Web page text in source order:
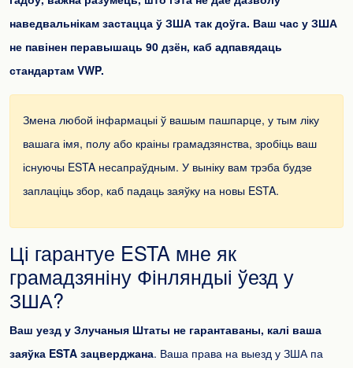
наведвальнікам застацца ў ЗША так доўга. Ваш час у ЗША
не павінен перавышаць 90 дзён, каб адпавядаць
стандартам VWP.
Змена любой інфармацыі ў вашым пашпарце, у тым ліку
вашага імя, полу або краіны грамадзянства, зробіць ваш
існуючы ESTA несапраўдным. У выніку вам трэба будзе
заплаціць збор, каб падаць заяўку на новы ESTA.
Ці гарантуе ESTA мне як
грамадзяніну Фінляндыі ўезд у
ЗША?
Ваш уезд у Злучаныя Штаты не гарантаваны, калі ваша
заяўка ESTA зацверджана. Ваша права на выезд у ЗША па